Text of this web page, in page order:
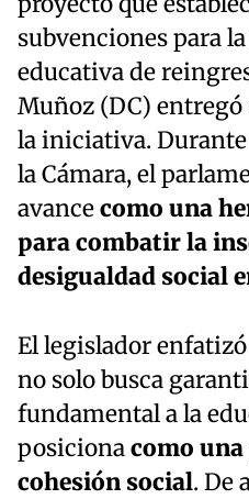
subvenciones para
educativa de
Muñoz (DC) entregó
la iniciativa.
la Cámara, el
avancecomo una
para combatir la
desigualdad social
El legislador
no solo busca
fundamental a la
posicionacomo una
cohesión social. De